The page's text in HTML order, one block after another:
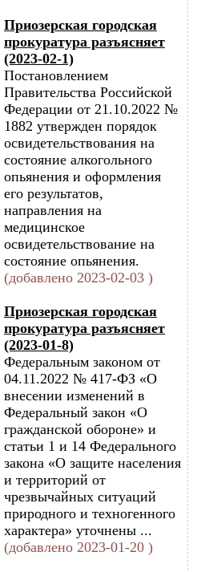
Приозерская городская
прокуратура разъясняет
(2023-02-1)
Постановлением
Правительства Российской
Федерации от 21.10.2022 №
1882 утвержден порядок
освидетельствования на
состояние алкогольного
опьянения и оформления
его результатов,
направления на
медицинское
освидетельствование на
состояние опьянения.
(добавлено 2023-02-03 )
Приозерская городская
прокуратура разъясняет
(2023-01-8)
Федеральным законом от
04.11.2022 № 417-ФЗ «О
внесении изменений в
Федеральный закон «О
гражданской обороне» и
статьи 1 и 14 Федерального
закона «О защите населения
и территорий от
чрезвычайных ситуаций
природного и техногенного
характера» уточнены ...
(добавлено 2023-01-20 )